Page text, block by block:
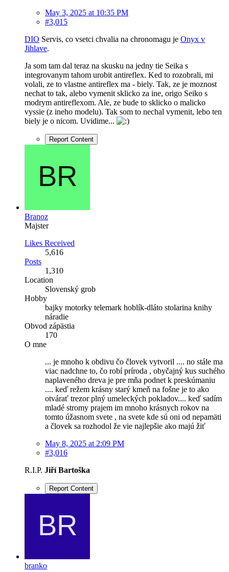
May 3, 2025 at 10:35 PM
#3,015
DIO Servis, co vsetci chvalia na chronomagu je Onyx v
Jihlave.
Ja som tam dal teraz na skusku na jedny tie Seika s
integrovanym tahom urobit antireflex. Ked to rozobrali, mi
volali, ze to vlastne antireflex ma - biely. Tak, ze je moznost
nechat to tak, alebo vymenit sklicko za ine, origo Seiko s
modrym antireflexom. Ale, ze bude to sklicko o malicko
vyssie (z ineho modelu). Tak som to nechal vymenit, lebo ten
biely je o nicom. Uvidime...
Report Content
Branoz
Majster
Likes Received
5,616
Posts
1,310
Location
Slovenský grob
Hobby
bajky motorky telemark hoblík-dláto stolarina knihy
náradie
Obvod zápästia
170
O mne
... je mnoho k obdivu čo človek vytvoril .... no stále ma
viac nadchne to, čo robí príroda , obyčajný kus suchého
naplaveného dreva je pre mňa podnet k preskúmaniu
.... keď režem krásny starý kmeň na fošne je to ako
otvárať trezor plný umeleckých pokladov.... keď sadím
mladé stromy prajem im mnoho krásnych rokov na
tomto úžasnom svete , na svete kde sú oni od nepamäti
a človek sa rozhodol že vie najlepšie ako majú žiť
May 8, 2025 at 2:09 PM
#3,016
R.I.P. Jiří Bartoška
Report Content
branko